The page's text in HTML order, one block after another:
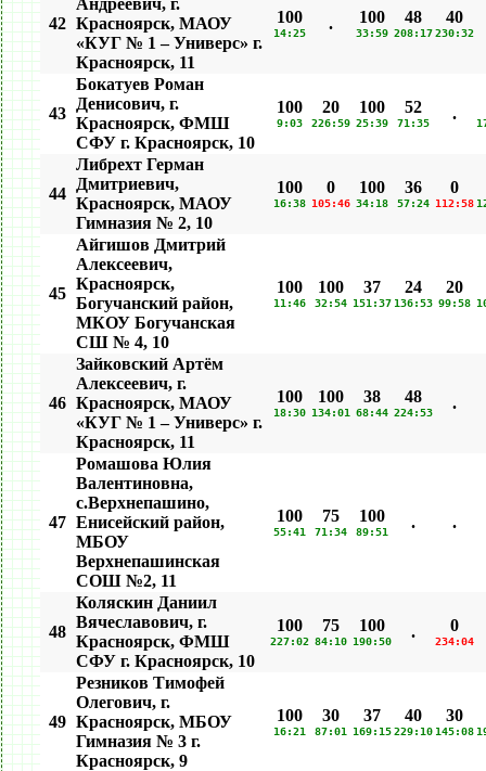
42
Андреевич, г.
Красноярск, МАОУ
«КУГ № 1 – Универс» г.
Красноярск, 11
100
14:25
. 100
33:59
48
208:17
40
230:32
43
Бокатуев Роман
Денисович, г.
Красноярск, ФМШ
СФУ г. Красноярск, 10
100
9:03
20
226:59
100
25:39
52
71:35
.
44
Либрехт Герман
Дмитриевич,
Красноярск, МАОУ
Гимназия № 2, 10
100
16:38
0
105:46
100
34:18
36
57:24
0
112:58
45
Айгишов Дмитрий
Алексеевич,
Красноярск,
Богучанский район,
МКОУ Богучанская
СШ № 4, 10
100
11:46
100
32:54
37
151:37
24
136:53
20
99:58
46
Зайковский Артём
Алексеевич, г.
Красноярск, МАОУ
«КУГ № 1 – Универс» г.
Красноярск, 11
100
18:30
100
134:01
38
68:44
48
224:53
.
47
Ромашова Юлия
Валентиновна,
c.Верхнепашино,
Енисейский район,
МБОУ
Верхнепашинская
СОШ №2, 11
100
55:41
75
71:34
100
89:51
. .
48
Коляскин Даниил
Вячеславович, г.
Красноярск, ФМШ
СФУ г. Красноярск, 10
100
227:02
75
84:10
100
190:50
. 0
234:04
49
Резников Тимофей
Олегович, г.
Красноярск, МБОУ
Гимназия № 3 г.
Красноярск, 9
100
16:21
30
87:01
37
169:15
40
229:10
30
145:08